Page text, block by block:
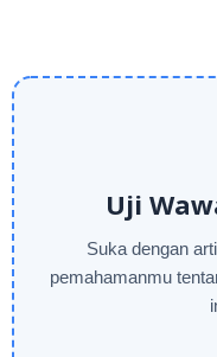
Uji
Suka dengan
pemahamanmu